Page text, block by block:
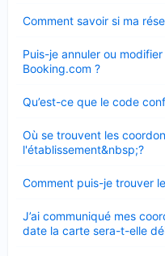
Comment savoir si ma
fermé
Puis-je annuler ou
Booking.com ?
fermé
Qu’est-ce que le code
fermé
Où se trouvent les
l'établissement&nbsp;?
fermé
Comment puis-je trouver
fermé
J’ai communiqué mes
date la carte sera-t-elle
fermé